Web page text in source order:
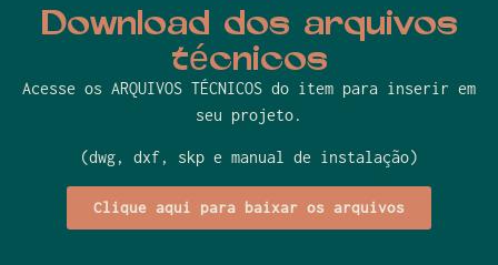
Download dos arquivos
técnicos
Acesse os ARQUIVOS TÉCNICOS do item para inserir em
seu projeto.
(dwg, dxf, skp e manual de instalação)
Clique aqui para baixar os arquivos